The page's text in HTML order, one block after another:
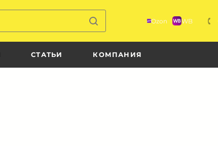
Ozon WB
СТАТЬИ КОМПАНИЯ